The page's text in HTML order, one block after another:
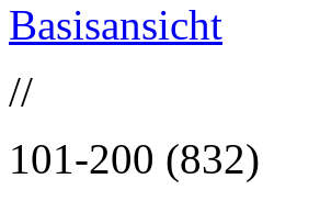
Basisansicht
//
101-200 (832)